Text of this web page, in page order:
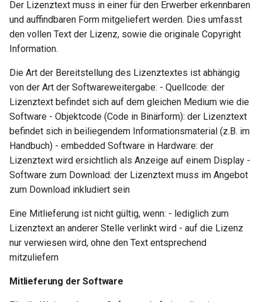
Der Lizenztext muss in einer für den Erwerber erkennbaren
und auffindbaren Form mitgeliefert werden. Dies umfasst
den vollen Text der Lizenz, sowie die originale Copyright
Information.
Die Art der Bereitstellung des Lizenztextes ist abhängig
von der Art der Softwareweitergabe: - Quellcode: der
Lizenztext befindet sich auf dem gleichen Medium wie die
Software - Objektcode (Code in Binärform): der Lizenztext
befindet sich in beiliegendem Informationsmaterial (z.B. im
Handbuch) - embedded Software in Hardware: der
Lizenztext wird ersichtlich als Anzeige auf einem Display -
Software zum Download: der Lizenztext muss im Angebot
zum Download inkludiert sein
Eine Mitlieferung ist nicht gültig, wenn: - lediglich zum
Lizenztext an anderer Stelle verlinkt wird - auf die Lizenz
nur verwiesen wird, ohne den Text entsprechend
mitzuliefern
Mitlieferung der Software